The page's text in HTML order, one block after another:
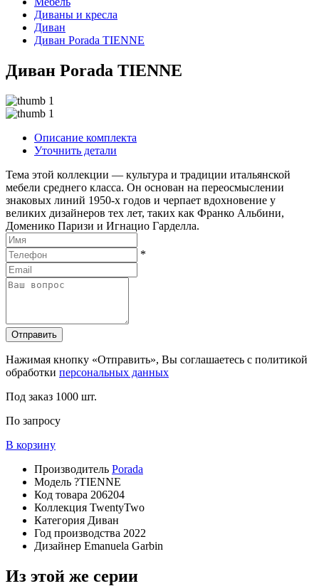
Диваны и кресла
Диван
Диван Porada TIENNE
Диван Porada TIENNE
Описание комплекта
Уточнить детали
Тема этой коллекции — культура и традиции итальянской
мебели среднего класса. Он основан на переосмыслении
знаковых линий 1950-х годов и черпает вдохновение у
великих дизайнеров тех лет, таких как Франко Альбини,
Доменико Паризи и Игнацио Гарделла.
*
Отправить
Нажимая кнопку «Отправить», Вы соглашаетесь с политикой
обработки персональных данных
Под заказ 1000 шт.
По запросу
В корзину
Производитель Porada
Модель ?TIENNE
Код товара 206204
Коллекция TwentyTwo
Категория Диван
Год производства 2022
Дизайнер Emanuela Garbin
Из этой же серии